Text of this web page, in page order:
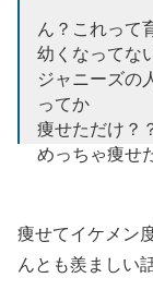
ん？これって
幼くなってな
ジャニーズの
ってか
痩せただけ？
めっちゃ痩せ
— 筆美人
痩せてイケメン
んとも羨ましい